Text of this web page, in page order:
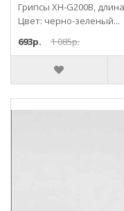
Грипсы XH-G200B,
Цвет: черно-зеленый...
693р.
1 085р.